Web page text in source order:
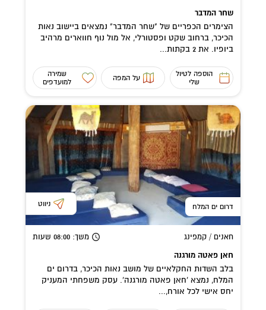
שחר המדבר
הצימרים הכפריים של "שחר המדבר" נמצאים ביישוב נאות
הכיכר, ברחוב שקט ופסטורלי, אל מול נוף חווארים מרהיב
ביופיו. את 2 בקתות...
הוספה לטיול
שלי
על המפה
שמירה
למועדפים
דרום ים המלח ניווט
חאנים / קמפינג משך: 08:00 שעות
חאן פאטה מורגנה
בלב השדות החקלאיים של מושב נאות הכיכר, בדרום ים
המלח, נמצא 'חאן פאטה מורגנה'. עסק משפחתי המעניק
יחס אישי לכל אורח,...